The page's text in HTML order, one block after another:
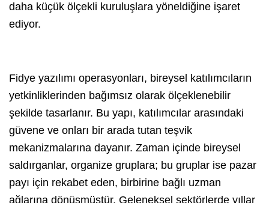
daha küçük ölçekli kuruluşlara yöneldiğine işaret
ediyor.
Fidye yazılımı operasyonları, bireysel katılımcıların
yetkinliklerinden bağımsız olarak ölçeklenebilir
şekilde tasarlanır. Bu yapı, katılımcılar arasındaki
güvene ve onları bir arada tutan teşvik
mekanizmalarına dayanır. Zaman içinde bireysel
saldırganlar, organize gruplara; bu gruplar ise pazar
payı için rekabet eden, birbirine bağlı uzman
ağlarına dönüşmüştür. Geleneksel sektörlerde yıllar